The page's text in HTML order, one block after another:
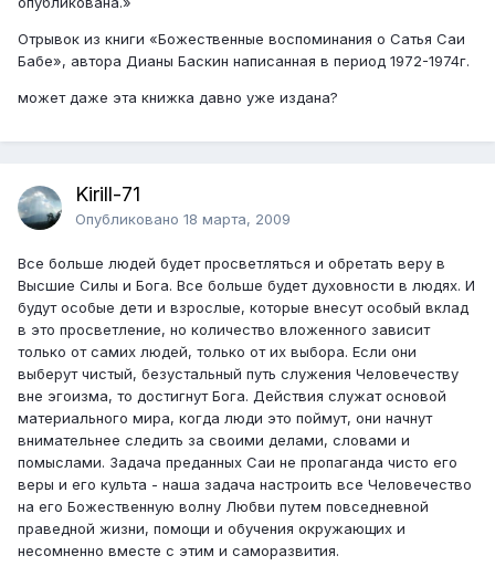
Отрывок из книги «Божественные воспоминания о Сатья Саи
Бабе», автора Дианы Баскин написанная в период 1972-1974г.
может даже эта книжка давно уже издана?
Kirill-71
Опубликовано 18 марта, 2009
Все больше людей будет просветляться и обретать веру в
Высшие Силы и Бога. Все больше будет духовности в людях. И
будут особые дети и взрослые, которые внесут особый вклад
в это просветление, но количество вложенного зависит
только от самих людей, только от их выбора. Если они
выберут чистый, безустальный путь служения Человечеству
вне эгоизма, то достигнут Бога. Действия служат основой
материального мира, когда люди это поймут, они начнут
внимательнее следить за своими делами, словами и
помыслами. Задача преданных Саи не пропаганда чисто его
веры и его культа - наша задача настроить все Человечество
на его Божественную волну Любви путем повседневной
праведной жизни, помощи и обучения окружающих и
несомненно вместе с этим и саморазвития.